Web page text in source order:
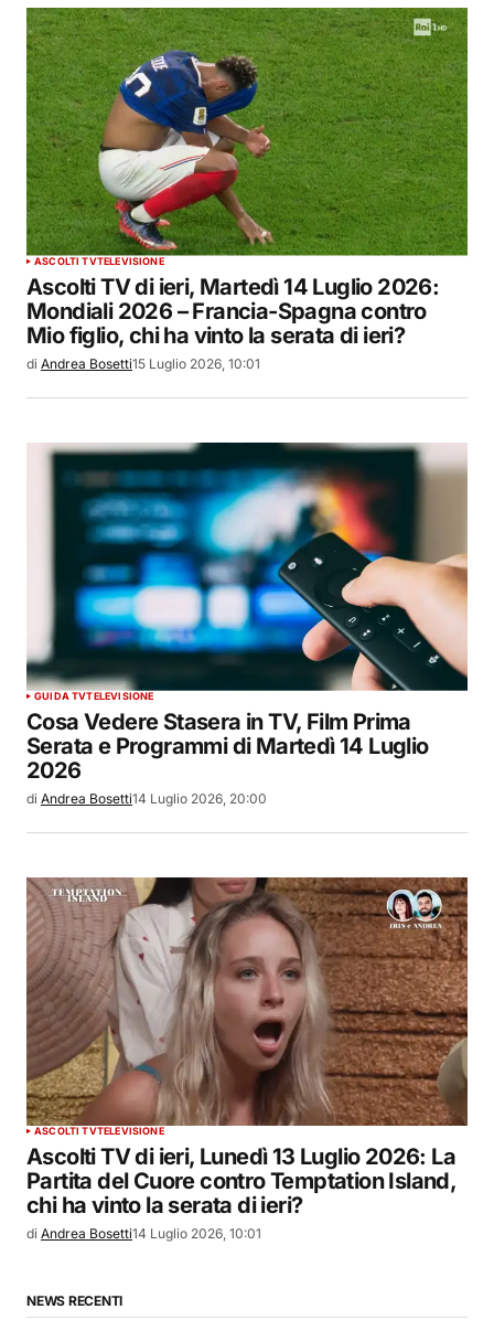
ASCOLTI TVTELEVISIONE
Ascolti TV di ieri, Martedì 14 Luglio 2026:
Mondiali 2026 – Francia-Spagna contro
Mio figlio, chi ha vinto la serata di ieri?
di Andrea Bosetti15 Luglio 2026, 10:01
GUIDA TVTELEVISIONE
Cosa Vedere Stasera in TV, Film Prima
Serata e Programmi di Martedì 14 Luglio
2026
di Andrea Bosetti14 Luglio 2026, 20:00
ASCOLTI TVTELEVISIONE
Ascolti TV di ieri, Lunedì 13 Luglio 2026: La
Partita del Cuore contro Temptation Island,
chi ha vinto la serata di ieri?
di Andrea Bosetti14 Luglio 2026, 10:01
NEWS RECENTI